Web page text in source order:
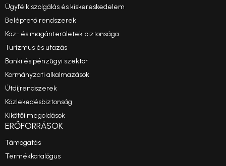
Ügyfélkiszolgálás és kiskereskedelem
Beléptető rendszerek
Köz- és magánterületek biztonsága
Turizmus és utazás
Banki és pénzügyi szektor
Kormányzati alkalmazások
Útdíjrendszerek
Közlekedésbiztonság
Kikötői megoldások
ERŐFORRÁSOK
Támogatás
Termékkatalógus